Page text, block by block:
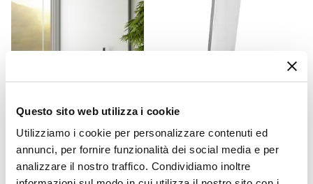
Questo sito web utilizza i cookie
Utilizziamo i cookie per personalizzare contenuti ed
annunci, per fornire funzionalità dei social media e per
analizzare il nostro traffico. Condividiamo inoltre
58 cm
Materiale Anta
Vetro temperato
Opaco
Materiale Profilo
Alluminio
Finitura Profilo
Set incasso doccia con
deviatore e doccino con
braccio doccia 22 cm e
soffione 30 cm cromo – Tila
Profilo di estensione 2,5 cm
x 195 cromo per box doccia -
Nilo e Lost